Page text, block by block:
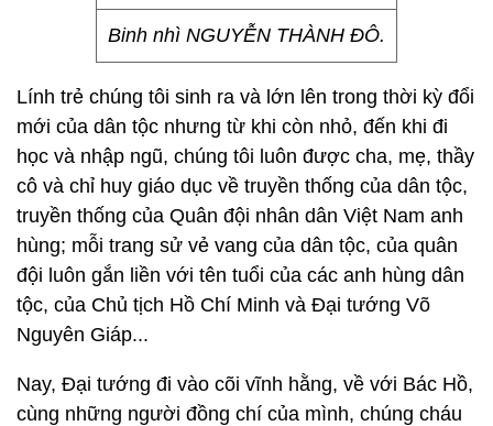
Binh nhì NGUYỄN THÀNH ĐÔ.
Lính trẻ chúng tôi sinh ra và lớn lên trong thời kỳ đổi
mới của dân tộc nhưng từ khi còn nhỏ, đến khi đi
học và nhập ngũ, chúng tôi luôn được cha, mẹ, thầy
cô và chỉ huy giáo dục về truyền thống của dân tộc,
truyền thống của Quân đội nhân dân Việt Nam anh
hùng; mỗi trang sử vẻ vang của dân tộc, của quân
đội luôn gắn liền với tên tuổi của các anh hùng dân
tộc, của Chủ tịch Hồ Chí Minh và Đại tướng Võ
Nguyên Giáp...
Nay, Đại tướng đi vào cõi vĩnh hằng, về với Bác Hồ,
cùng những người đồng chí của mình, chúng cháu